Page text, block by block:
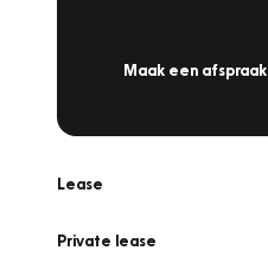
Maak een afspraak
Lease
Private lease